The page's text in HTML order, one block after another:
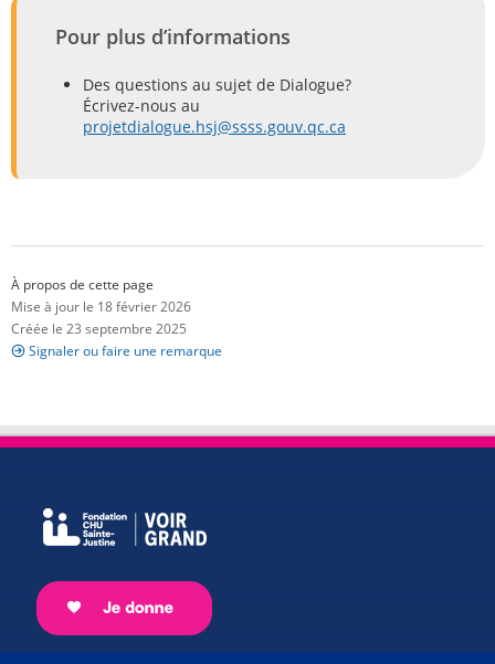
Pour plus d’informations
Des questions au sujet de Dialogue?
Écrivez-nous au
projetdialogue.hsj@ssss.gouv.qc.ca
À propos de cette page
Mise à jour le 18 février 2026
Créée le 23 septembre 2025
Signaler ou faire une remarque